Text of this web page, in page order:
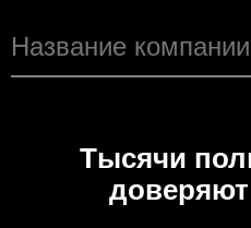
Тысячи